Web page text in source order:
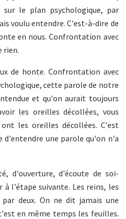
le plan psychologique, par
voulu entendre. C'est-à-dire de
en nous. Confrontation avec
rien.
de honte. Confrontation avec
cette parole de notre
et qu'on aurait toujours
les oreilles décollées, vous
les oreilles décollées. C'est
une parole qu'on n'a
d'ouverture, d'écoute de soi-
à l'étape suivante. Les reins, les
deux. On ne dit jamais une
en même temps les feuilles.